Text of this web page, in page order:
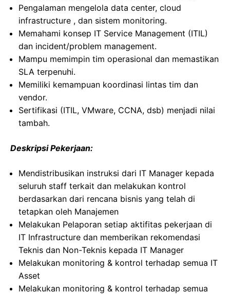
Pengalaman mengelola data center, cloud
infrastructure , dan sistem monitoring.
Memahami konsep IT Service Management (ITIL)
dan incident/problem management.
Mampu memimpin tim operasional dan memastikan
SLA terpenuhi.
Memiliki kemampuan koordinasi lintas tim dan
vendor.
Sertifikasi (ITIL, VMware, CCNA, dsb) menjadi nilai
tambah.
Deskripsi Pekerjaan:
Mendistribusikan instruksi dari IT Manager kepada
seluruh staff terkait dan melakukan kontrol
berdasarkan dari rencana bisnis yang telah di
tetapkan oleh Manajemen
Melakukan Pelaporan setiap aktifitas pekerjaan di
IT Infrastructure dan memberikan rekomendasi
Teknis dan Non-Teknis kepada IT Manager
Melakukan monitoring & kontrol terhadap semua IT
Asset
Melakukan monitoring & kontrol terhadap semua